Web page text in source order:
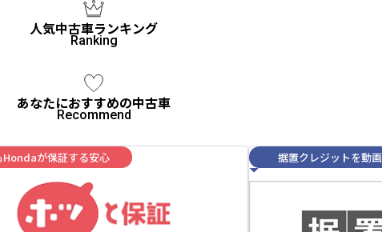
人気中古車ランキング
あなたにおすすめの中古車
Hondaが保証する安心 据置クレジットを動